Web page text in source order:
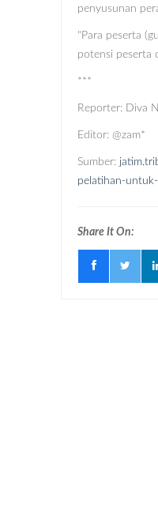
penyusunan
"Para peserta
potensi peserta
***
Reporter: Diva
Editor: @zam*
Sumber:
pelatihan-
Share It On: